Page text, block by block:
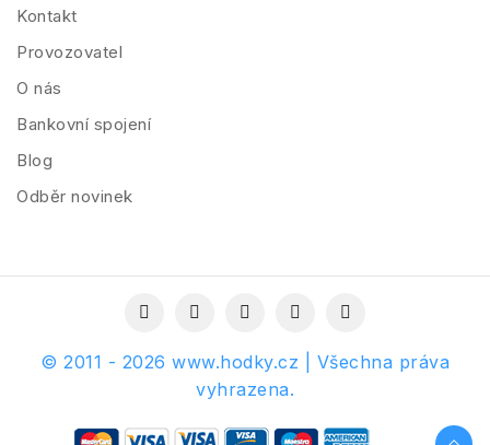
Kontakt
Provozovatel
O nás
Bankovní spojení
Blog
Odběr novinek
© 2011 - 2026 www.hodky.cz | Všechna práva
vyhrazena.